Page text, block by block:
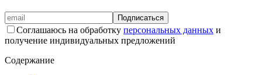
Подписаться
Соглашаюсь на обработку персональных данных и
получение индивидуальных предложений
Содержание